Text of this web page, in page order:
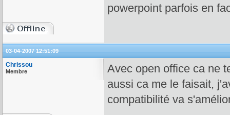
powerpoint parfois en
03-04-2007 12:51:09
Chrissou
Membre
Avec open office ca ne
aussi ca me le faisait,
compatibilité va